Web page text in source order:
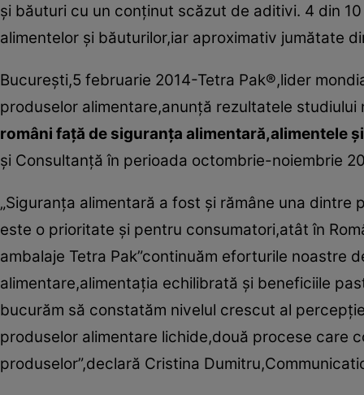
şi băuturi cu un conţinut scăzut de aditivi. 4 din
alimentelor şi băuturilor,iar aproximativ jumătate
Bucureşti,5 februarie 2014-Tetra Pak®,lider
produselor alimentare,anunţă rezultatele
români faţă de siguranţa alimentară,alimentele
şi Consultanţă în perioada octombrie-noiembrie
„Siguranţa alimentară a fost şi rămâne una
este o prioritate şi pentru consumatori,atât în
ambalaje Tetra Pak”continuăm eforturile noastre
alimentare,alimentaţia echilibrată şi beneficiile
bucurăm să constatăm nivelul crescut al
produselor alimentare lichide,două procese care
produselor”,declară Cristina